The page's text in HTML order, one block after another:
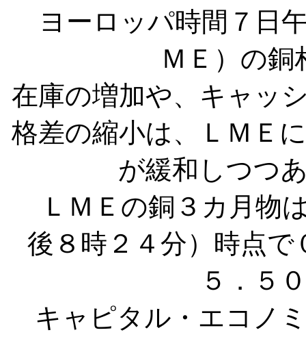
ヨーロッパ時間７日
ＭＥ）の銅
在庫の増加や、キャッ
格差の縮小は、ＬＭＥ
が緩和しつつ
ＬＭＥの銅３カ月物
後８時２４分）時点
５．５
キャピタル・エコノ